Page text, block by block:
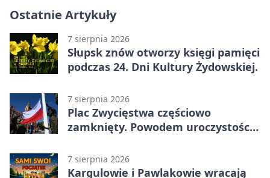
Ostatnie Artykuły
7 sierpnia 2026
Słupsk znów otworzy księgi pamięci
podczas 24. Dni Kultury Żydowskiej.
7 sierpnia 2026
Plac Zwycięstwa częściowo
zamknięty. Powodem uroczystości
7 sierpnia 2026
Kargulowie i Pawlakowie wracają